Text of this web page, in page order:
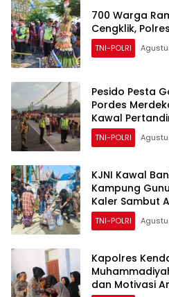
700 Warga
Cengklik,
TNI-POLRI
Pesido Pesta
Pordes
Kawal
TNI-POLRI
KJNI Kawal
Kampung
Kaler Sambut
TNI-POLRI
Kapolres
dan Motivasi